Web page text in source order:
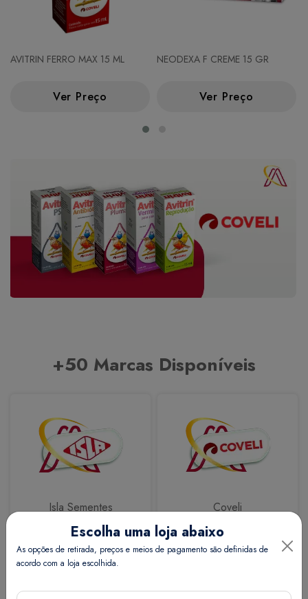
AVITRIN FERRO MAX 15 ML
Ver Preço
NEODEXA F CREME 15 GR
Ver Preço
+50 Marcas Disponíveis
Isla Sementes Coveli
Escolha uma loja abaixo
As opções de retirada, preços e meios de pagamento são definidas de
acordo com a loja escolhida.